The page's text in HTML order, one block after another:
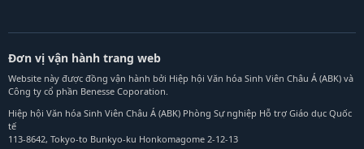
Đơn vị vận hành trang web
Website này được đồng vận hành bởi Hiệp hội Văn hóa Sinh Viên Châu Á (ABK) và
Công ty cổ phần Benesse Coporation.
Hiệp hội Văn hóa Sinh Viên Châu Á (ABK) Phòng Sự nghiệp Hỗ trợ Giáo dục Quốc
tế
113-8642, Tokyo-to Bunkyo-ku Honkomagome 2-12-13